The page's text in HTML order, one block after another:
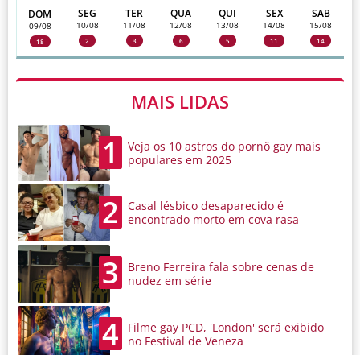
DOM
09/08
18
SEG
10/08
2
TER
11/08
3
QUA
12/08
6
QUI
13/08
5
SEX
14/08
11
SAB
15/08
14
MAIS LIDAS
1
Veja os 10 astros do pornô gay mais
populares em 2025
2
Casal lésbico desaparecido é
encontrado morto em cova rasa
3
Breno Ferreira fala sobre cenas de
nudez em série
4
Filme gay PCD, 'London' será exibido
no Festival de Veneza